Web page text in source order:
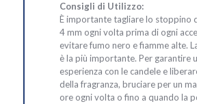
Consigli di Utilizzo:
È importante tagliare lo stoppino
4 mm ogni volta prima di ogni
evitare fumo nero e fiamme alte.
è la più importante. Per garantire
esperienza con le candele e
della fragranza, bruciare per un
ore ogni volta o fino a quando la